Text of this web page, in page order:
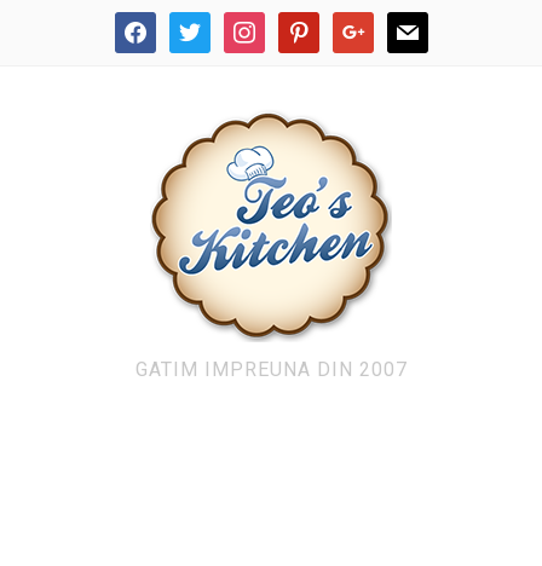
facebooktwitter instagrampinterestgoogle mail
GATIM IMPREUNA DIN 2007